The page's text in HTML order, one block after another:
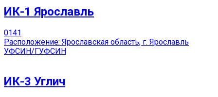
ИК-1 Ярославль
0141
Расположение: Ярославская область, г. Ярославль
УФСИН/ГУФСИН
ИК-3 Углич